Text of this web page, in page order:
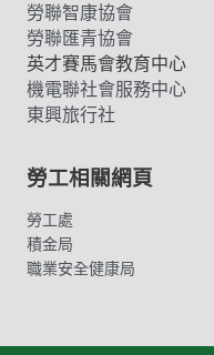
勞聯智康協會
勞聯匯青協會
英才賽馬會教育中心
機電聯社會服務中心
東興旅行社
勞工相關網頁
勞工處
積金局
職業安全健康局